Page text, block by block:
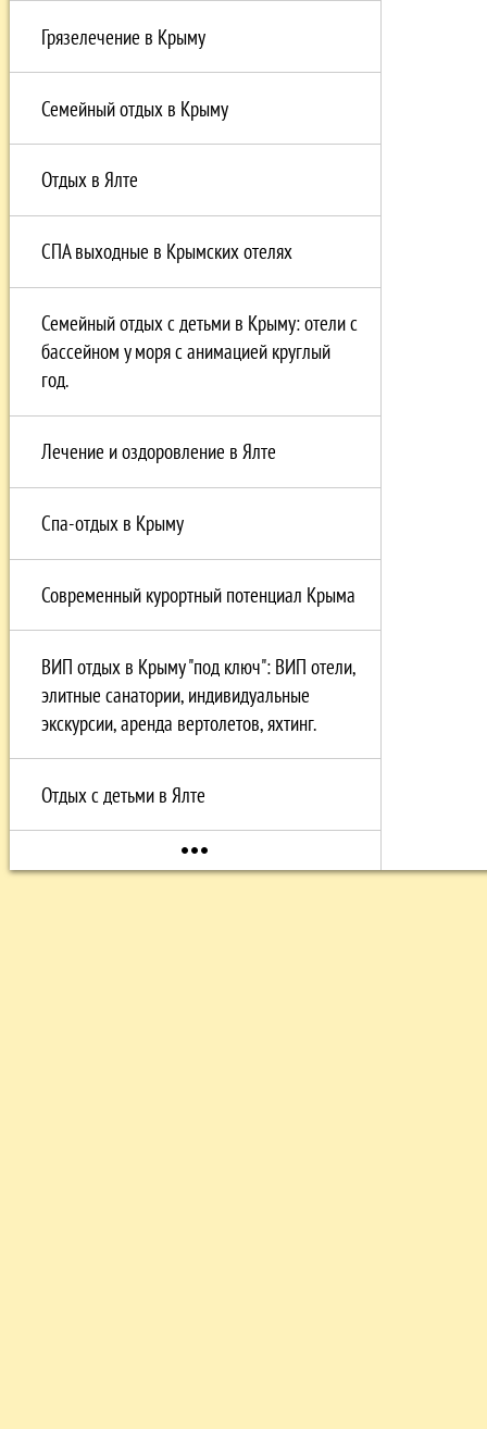
Грязелечение в Крыму
Семейный отдых в Крыму
Отдых в Ялте
СПА выходные в Крымских отелях
Семейный отдых с детьми в Крыму: отели с
бассейном у моря с анимацией круглый
год.
Лечение и оздоровление в Ялте
Спа-отдых в Крыму
Современный курортный потенциал Крыма
ВИП отдых в Крыму "под ключ": ВИП отели,
элитные санатории, индивидуальные
экскурсии, аренда вертолетов, яхтинг.
Отдых с детьми в Ялте
more_horiz